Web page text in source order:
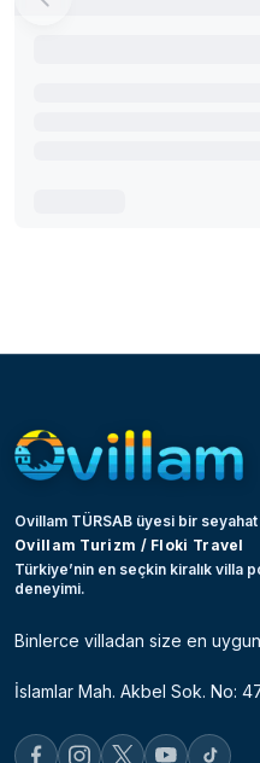
Ovillam TÜRSAB üyesi bir
Ovillam Turizm / Floki Travel
Türkiye’nin en seçkin kiralık villa
deneyimi.
Binlerce villadan size en
İslamlar Mah. Akbel Sok. No: